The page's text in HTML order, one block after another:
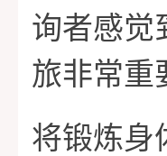
询者感觉
旅非常重
将锻炼身